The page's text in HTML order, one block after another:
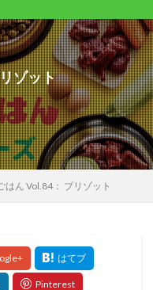
ゾット
はん Vol.84： ブリゾット